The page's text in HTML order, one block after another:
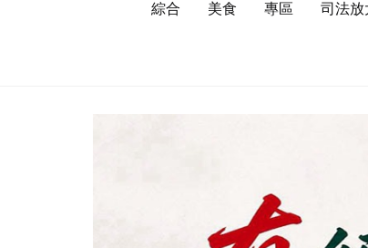
綜合 美食 專區 司法放